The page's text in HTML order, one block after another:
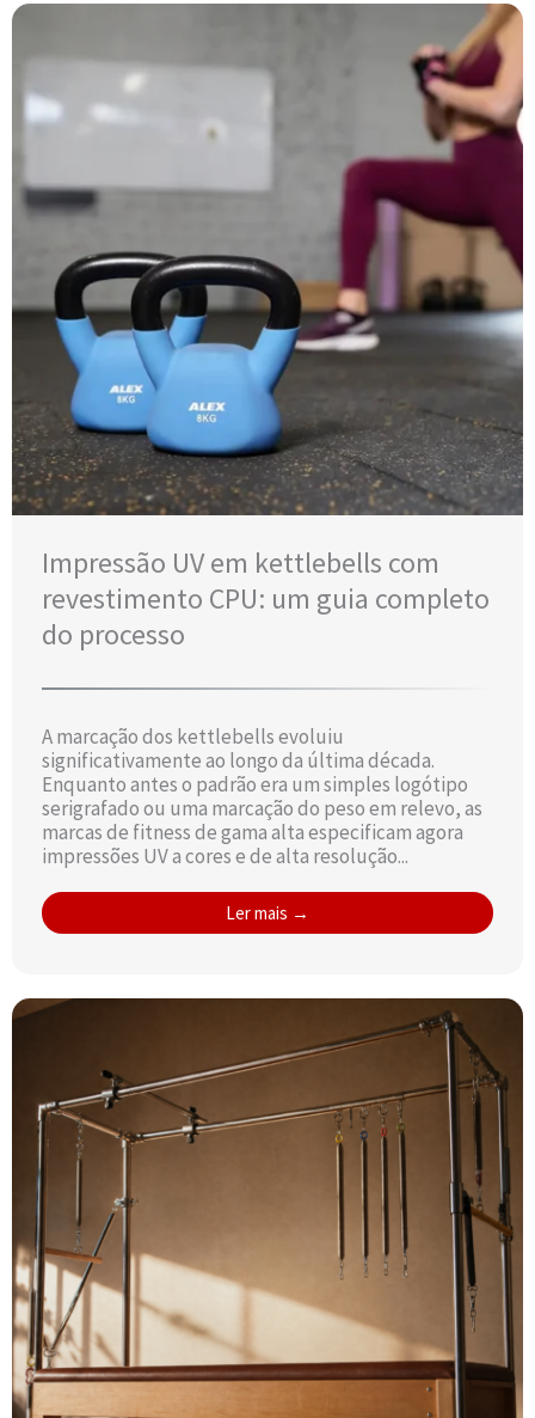
Impressão UV em kettlebells com
revestimento CPU: um guia completo
do processo
A marcação dos kettlebells evoluiu
significativamente ao longo da última década.
Enquanto antes o padrão era um simples logótipo
serigrafado ou uma marcação do peso em relevo, as
marcas de fitness de gama alta especificam agora
impressões UV a cores e de alta resolução...
Ler mais →